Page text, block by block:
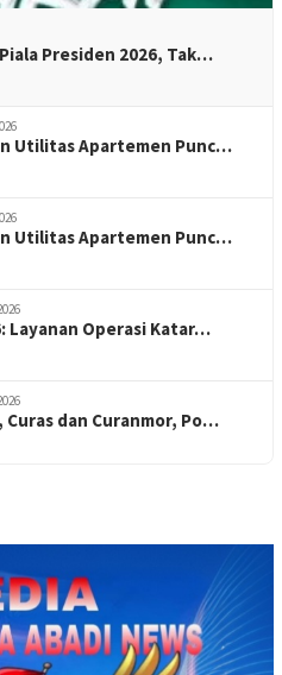
Presiden 2026, Tak…
Utilitas Apartemen Punc…
Utilitas Apartemen Punc…
Layanan Operasi Katar…
Curas dan Curanmor, Po…